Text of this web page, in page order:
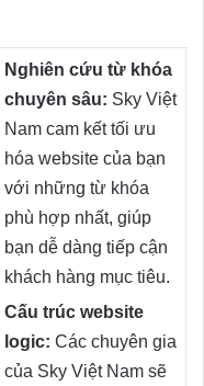
Nghiên cứu từ khóa
chuyên sâu: Sky Việt
Nam cam kết tối ưu
hóa website của bạn
với những từ khóa
phù hợp nhất, giúp
bạn dễ dàng tiếp cận
khách hàng mục tiêu.
Cấu trúc website
logic: Các chuyên gia
của Sky Việt Nam sẽ